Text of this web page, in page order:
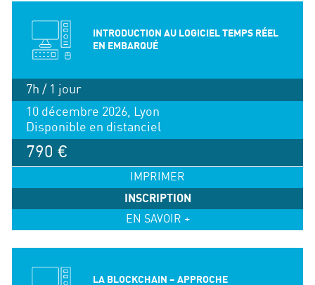
INTRODUCTION AU LOGICIEL TEMPS RÉEL
EN EMBARQUÉ
7h / 1 jour
10 décembre 2026, Lyon
Disponible en distanciel
790 €
IMPRIMER
INSCRIPTION
EN SAVOIR +
LA BLOCKCHAIN – APPROCHE